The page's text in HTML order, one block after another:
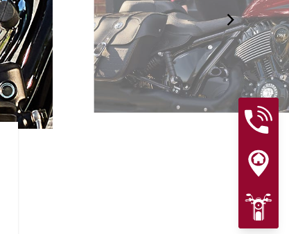
プレミアム仕上
プレミアムブラックアウトま
ークカバーやワイヤーホイー
Motorcycleのロゴバッジが、